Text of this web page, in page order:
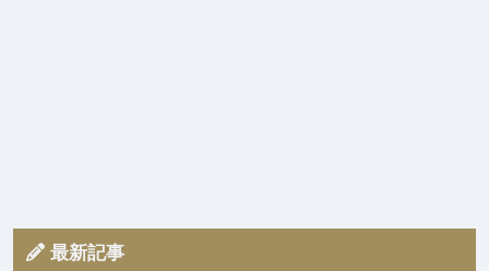
最新記事